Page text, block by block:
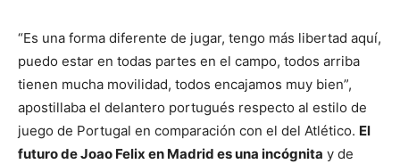
“Es una forma diferente de jugar, tengo más libertad aquí,
puedo estar en todas partes en el campo, todos arriba
tienen mucha movilidad, todos encajamos muy bien”,
apostillaba el delantero portugués respecto al estilo de
juego de Portugal en comparación con el del Atlético. El
futuro de Joao Felix en Madrid es una incógnita y de